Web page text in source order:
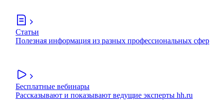
Статьи
Полезная информация из разных профессиональных сфер
Бесплатные вебинары
Рассказывают и показывают ведущие эксперты hh.ru